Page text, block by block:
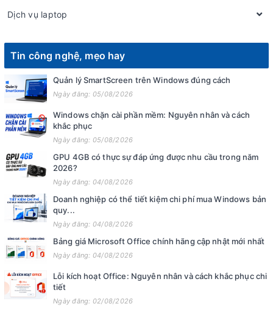
Dịch vụ laptop
Tin công nghệ, mẹo hay
Quản lý SmartScreen trên Windows đúng cách
Ngày đăng: 05/08/2026
Windows chặn cài phần mềm: Nguyên nhân và cách
khắc phục
Ngày đăng: 05/08/2026
GPU 4GB có thực sự đáp ứng được nhu cầu trong năm
2026?
Ngày đăng: 04/08/2026
Doanh nghiệp có thể tiết kiệm chi phí mua Windows bản
quy...
Ngày đăng: 04/08/2026
Bảng giá Microsoft Office chính hãng cập nhật mới nhất
Ngày đăng: 04/08/2026
Lỗi kích hoạt Office: Nguyên nhân và cách khắc phục chi
tiết
Ngày đăng: 02/08/2026